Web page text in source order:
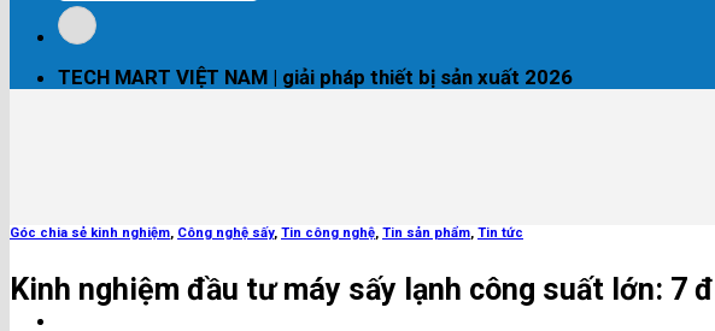
TECH MART VIỆT NAM | giải pháp thiết bị sản xuất 2026
Góc chia sẻ kinh nghiệm, Công nghệ sấy, Tin công nghệ, Tin sản phẩm, Tin tức
Kinh nghiệm đầu tư máy sấy lạnh công suất lớn: